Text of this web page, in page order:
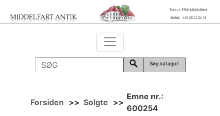
Søg katagori
Forsiden >> Solgte >>
Emne nr.:
600254